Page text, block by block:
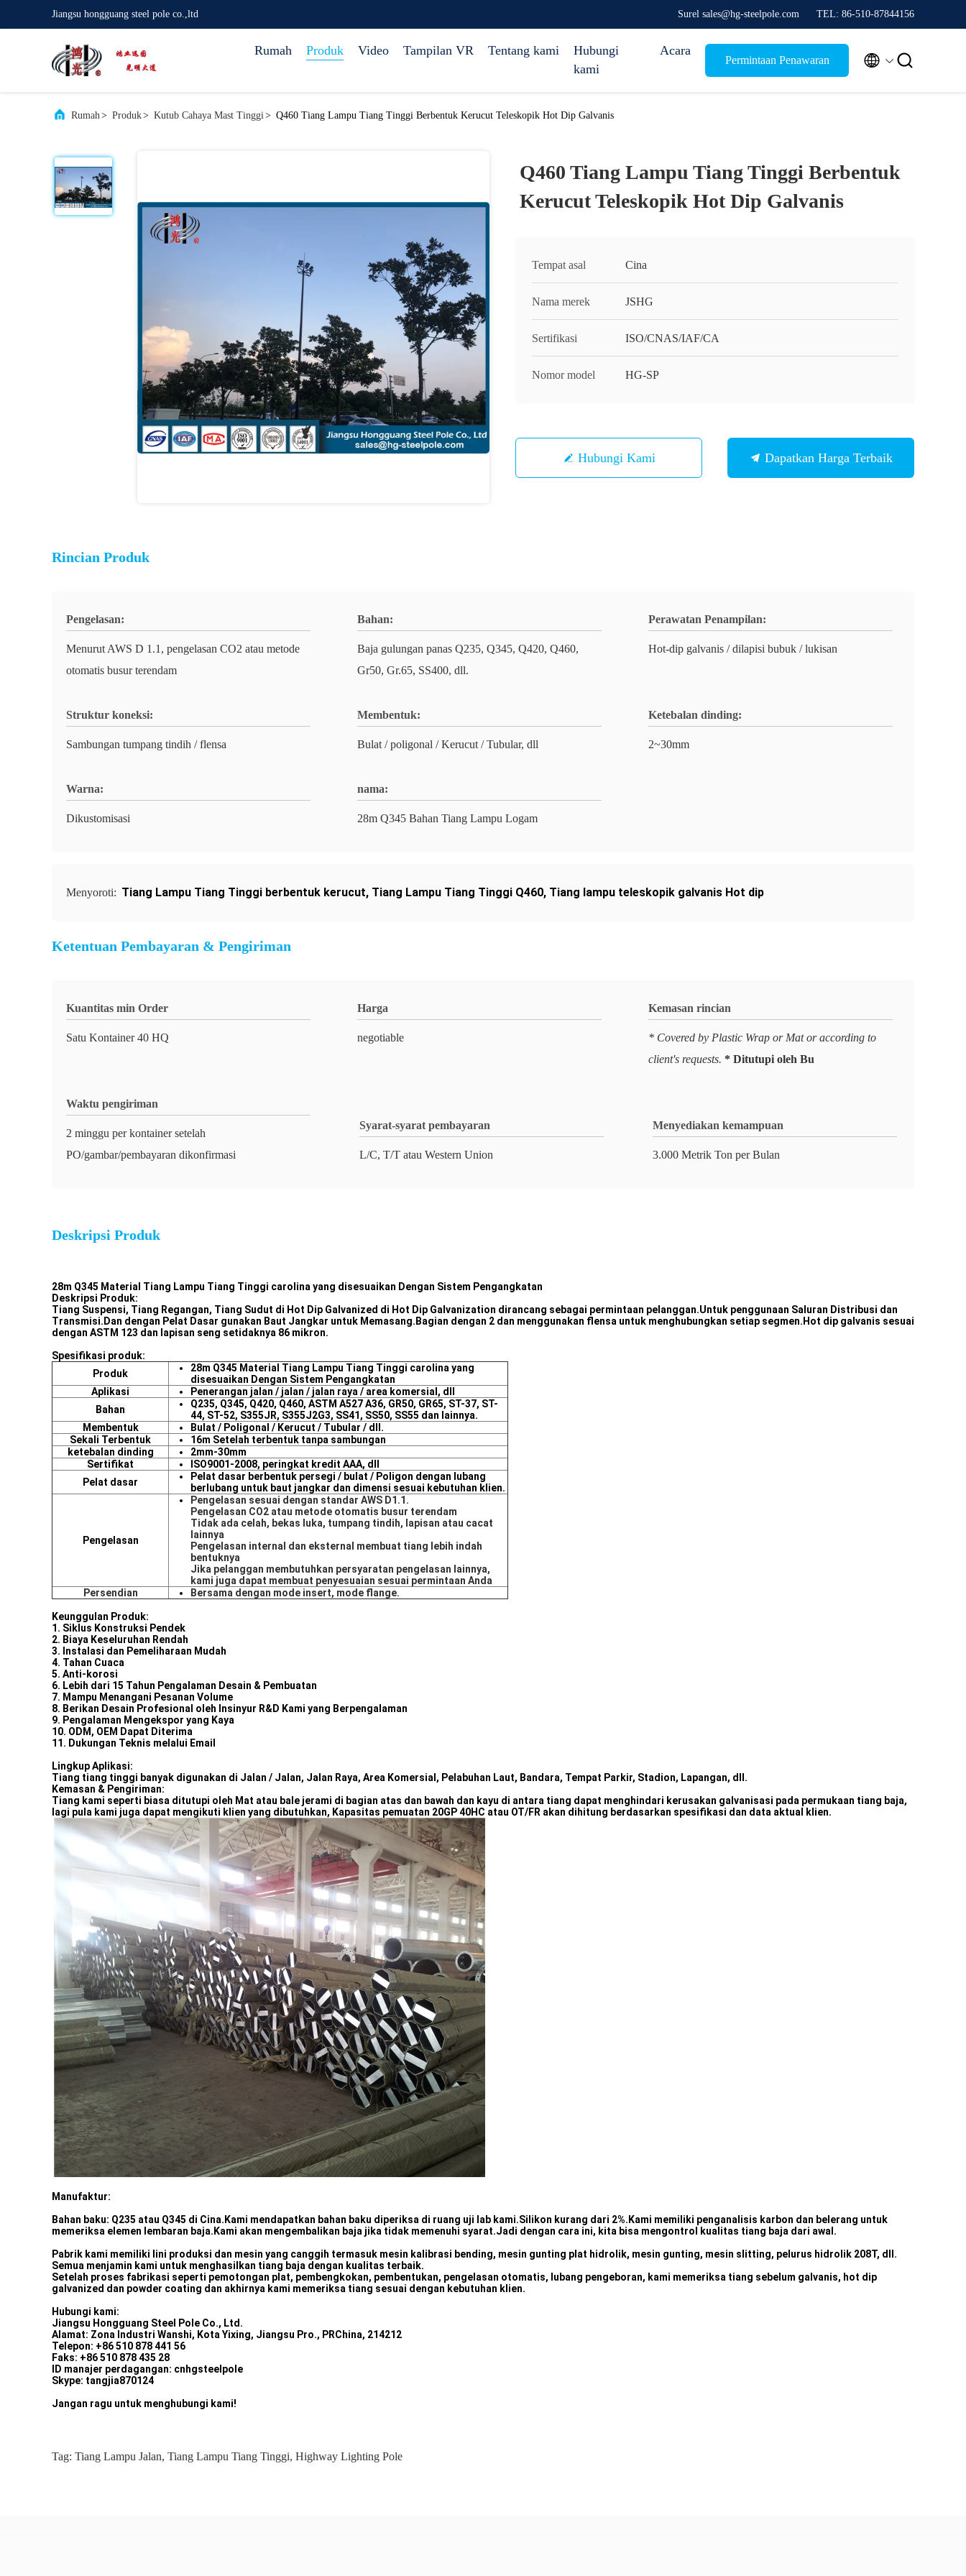
Jiangsu hongguang steel pole co.,ltd Surel sales@hg-steelpole.com TEL: 86-510-87844156
Rumah Produk Video Tampilan VR Tentang kami
Hubungi
kami
Acara
Permintaan Penawaran  
Rumah> Produk> Kutub Cahaya Mast Tinggi> Q460 Tiang Lampu Tiang Tinggi Berbentuk Kerucut Teleskopik Hot Dip Galvanis
Q460 Tiang Lampu Tiang Tinggi Berbentuk
Kerucut Teleskopik Hot Dip Galvanis
Tempat asal Cina
Nama merek JSHG
Sertifikasi ISO/CNAS/IAF/CA
Nomor model HG-SP
Hubungi Kami Dapatkan Harga Terbaik
Rincian Produk
Pengelasan:
Menurut AWS D 1.1, pengelasan CO2 atau metode
otomatis busur terendam
Bahan:
Baja gulungan panas Q235, Q345, Q420, Q460,
Gr50, Gr.65, SS400, dll.
Perawatan Penampilan:
Hot-dip galvanis / dilapisi bubuk / lukisan
Struktur koneksi:
Sambungan tumpang tindih / flensa
Membentuk:
Bulat / poligonal / Kerucut / Tubular, dll
Ketebalan dinding:
2~30mm
Warna:
Dikustomisasi
nama:
28m Q345 Bahan Tiang Lampu Logam
Menyoroti: Tiang Lampu Tiang Tinggi berbentuk kerucut, Tiang Lampu Tiang Tinggi Q460, Tiang lampu teleskopik galvanis Hot dip
Ketentuan Pembayaran & Pengiriman
Kuantitas min Order
Satu Kontainer 40 HQ
Harga
negotiable
Kemasan rincian
* Covered by Plastic Wrap or Mat or according to
client's requests. * Ditutupi oleh Bu
Waktu pengiriman
2 minggu per kontainer setelah
PO/gambar/pembayaran dikonfirmasi
Syarat-syarat pembayaran
L/C, T/T atau Western Union
Menyediakan kemampuan
3.000 Metrik Ton per Bulan
Deskripsi Produk
28m Q345 Material Tiang Lampu Tiang Tinggi carolina yang disesuaikan Dengan Sistem Pengangkatan
Deskripsi Produk:
Tiang Suspensi, Tiang Regangan, Tiang Sudut di Hot Dip Galvanized di Hot Dip Galvanization dirancang sebagai permintaan pelanggan.Untuk penggunaan Saluran Distribusi dan
Transmisi.Dan dengan Pelat Dasar gunakan Baut Jangkar untuk Memasang.Bagian dengan 2 dan menggunakan flensa untuk menghubungkan setiap segmen.Hot dip galvanis sesuai
dengan ASTM 123 dan lapisan seng setidaknya 86 mikron.
Spesifikasi produk:
Produk
28m Q345 Material Tiang Lampu Tiang Tinggi carolina yang
disesuaikan Dengan Sistem Pengangkatan
Aplikasi
Penerangan jalan / jalan / jalan raya / area komersial, dll
Bahan
Q235, Q345, Q420, Q460, ASTM A527 A36, GR50, GR65, ST-37, ST-
44, ST-52, S355JR, S355J2G3, SS41, SS50, SS55 dan lainnya.
Membentuk
Bulat / Poligonal / Kerucut / Tubular / dll.
Sekali Terbentuk
16m Setelah terbentuk tanpa sambungan
ketebalan dinding
2mm-30mm
Sertifikat
ISO9001-2008, peringkat kredit AAA, dll
Pelat dasar
Pelat dasar berbentuk persegi / bulat / Poligon dengan lubang
berlubang untuk baut jangkar dan dimensi sesuai kebutuhan klien.
Pengelasan
Pengelasan sesuai dengan standar AWS D1.1.
Pengelasan CO2 atau metode otomatis busur terendam
Tidak ada celah, bekas luka, tumpang tindih, lapisan atau cacat
lainnya
Pengelasan internal dan eksternal membuat tiang lebih indah
bentuknya
Jika pelanggan membutuhkan persyaratan pengelasan lainnya,
kami juga dapat membuat penyesuaian sesuai permintaan Anda
Persendian
Bersama dengan mode insert, mode flange.
Keunggulan Produk:
1. Siklus Konstruksi Pendek
2. Biaya Keseluruhan Rendah
3. Instalasi dan Pemeliharaan Mudah
4. Tahan Cuaca
5. Anti-korosi
6. Lebih dari 15 Tahun Pengalaman Desain & Pembuatan
7. Mampu Menangani Pesanan Volume
8. Berikan Desain Profesional oleh Insinyur R&D Kami yang Berpengalaman
9. Pengalaman Mengekspor yang Kaya
10. ODM, OEM Dapat Diterima
11. Dukungan Teknis melalui Email
Lingkup Aplikasi:
Tiang tiang tinggi banyak digunakan di Jalan / Jalan, Jalan Raya, Area Komersial, Pelabuhan Laut, Bandara, Tempat Parkir, Stadion, Lapangan, dll.
Kemasan & Pengiriman:
Tiang kami seperti biasa ditutupi oleh Mat atau bale jerami di bagian atas dan bawah dan kayu di antara tiang dapat menghindari kerusakan galvanisasi pada permukaan tiang baja,
lagi pula kami juga dapat mengikuti klien yang dibutuhkan, Kapasitas pemuatan 20GP 40HC atau OT/FR akan dihitung berdasarkan spesifikasi dan data aktual klien.
Manufaktur:
Bahan baku: Q235 atau Q345 di Cina.Kami mendapatkan bahan baku diperiksa di ruang uji lab kami.Silikon kurang dari 2%.Kami memiliki penganalisis karbon dan belerang untuk
memeriksa elemen lembaran baja.Kami akan mengembalikan baja jika tidak memenuhi syarat.Jadi dengan cara ini, kita bisa mengontrol kualitas tiang baja dari awal.
Pabrik kami memiliki lini produksi dan mesin yang canggih termasuk mesin kalibrasi bending, mesin gunting plat hidrolik, mesin gunting, mesin slitting, pelurus hidrolik 208T, dll.
Semua menjamin kami untuk menghasilkan tiang baja dengan kualitas terbaik.
Setelah proses fabrikasi seperti pemotongan plat, pembengkokan, pembentukan, pengelasan otomatis, lubang pengeboran, kami memeriksa tiang sebelum galvanis, hot dip
galvanized dan powder coating dan akhirnya kami memeriksa tiang sesuai dengan kebutuhan klien.
Hubungi kami:
Jiangsu Hongguang Steel Pole Co., Ltd.
Alamat: Zona Industri Wanshi, Kota Yixing, Jiangsu Pro., PRChina, 214212
Telepon: +86 510 878 441 56
Faks: +86 510 878 435 28
ID manajer perdagangan: cnhgsteelpole
Skype: tangjia870124
Jangan ragu untuk menghubungi kami!
Tag: Tiang Lampu Jalan, Tiang Lampu Tiang Tinggi, Highway Lighting Pole